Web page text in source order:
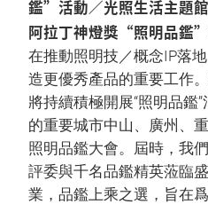
鑑”活動／光照生活主題
阿拉丁神燈獎“照明品鑑
在推動照明技／概念IP落
造更優秀產品的重要工作
將持續積極開展“照明品鑑
的重要城市中山、廣州、
照明品鑑大會。屆時，我
評委與千名品鑑精英蒞臨
業，品鑑上乘之選，旨在